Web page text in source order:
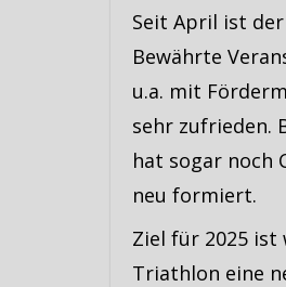
Seit April ist
Bewährte
u.a. mit
sehr zufrieden.
hat sogar noch
neu formiert.
Ziel für 2025
Triathlon eine